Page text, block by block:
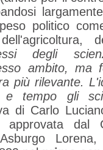
politico
degli
ambito, ma
più rilevante.
tempo gli
di Carlo
dal